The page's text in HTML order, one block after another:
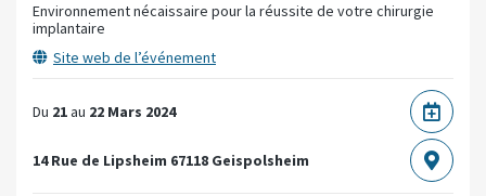
Environnement nécaissaire pour la réussite de votre chirurgie
implantaire
Site web de l’événement
Du 21au 22 Mars 2024
14 Rue de Lipsheim 67118 Geispolsheim